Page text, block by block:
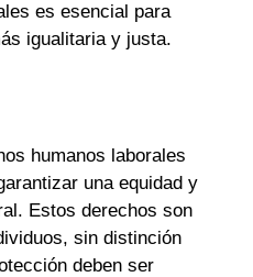
es esencial para
igualitaria y justa.
humanos laborales
una equidad y
Estos derechos son
sin distinción
deben ser